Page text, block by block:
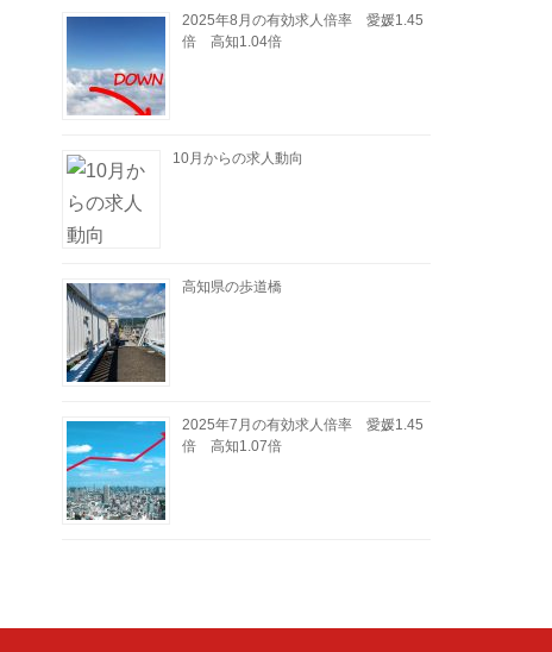
2025年8月の有効求人倍率 愛媛1.45
倍 高知1.04倍
10月からの求人動向
高知県の歩道橋
2025年7月の有効求人倍率 愛媛1.45
倍 高知1.07倍